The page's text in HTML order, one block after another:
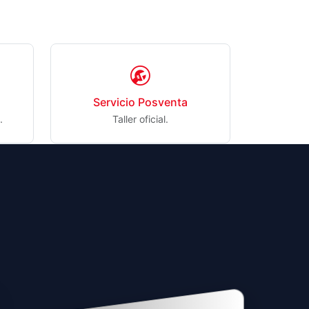
Servicio Posventa
Taller oficial.